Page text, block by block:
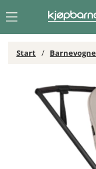
Start
Bugaboo Dragonfly